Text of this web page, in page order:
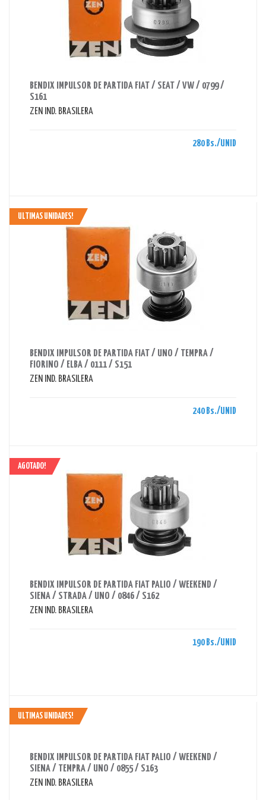
BENDIX IMPULSOR DE PARTIDA FIAT / SEAT / VW / 0799 /
S161
ZEN IND. BRASILERA
280 Bs./UNID
ULTIMAS UNIDADES!
BENDIX IMPULSOR DE PARTIDA FIAT / UNO / TEMPRA /
FIORINO / ELBA / 0111 / S151
ZEN IND. BRASILERA
240 Bs./UNID
AGOTADO!
BENDIX IMPULSOR DE PARTIDA FIAT PALIO / WEEKEND /
SIENA / STRADA / UNO / 0846 / S162
ZEN IND. BRASILERA
190 Bs./UNID
ULTIMAS UNIDADES!
BENDIX IMPULSOR DE PARTIDA FIAT PALIO / WEEKEND /
SIENA / TEMPRA / UNO / 0855 / S163
ZEN IND. BRASILERA